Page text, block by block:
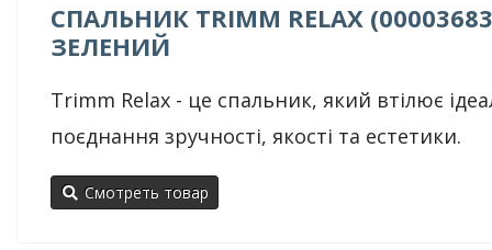
СПАЛЬНИК TRIMM RELAX
ЗЕЛЕНИЙ
Trimm Relax - це спальник, який втілює
поєднання зручності, якості та естетики.
Смотреть товар